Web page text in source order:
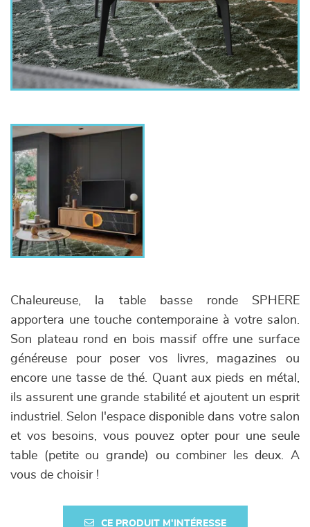
Chaleureuse, la table basse ronde SPHERE
apportera une touche contemporaine à votre salon.
Son plateau rond en bois massif offre une surface
généreuse pour poser vos livres, magazines ou
encore une tasse de thé. Quant aux pieds en métal,
ils assurent une grande stabilité et ajoutent un esprit
industriel. Selon l'espace disponible dans votre salon
et vos besoins, vous pouvez opter pour une seule
table (petite ou grande) ou combiner les deux. A
vous de choisir !
CE PRODUIT M'INTÉRESSE